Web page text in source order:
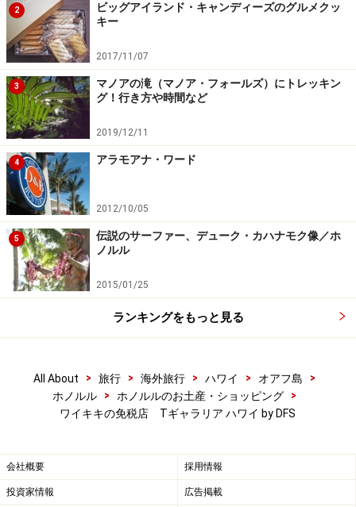
2
ビッグアイランド・キャンディーズのグルメクッ
キー
2017/11/07
3
マノアの滝（マノア・フォールズ）にトレッキン
グ！行き方や時間など
2019/12/11
4 アラモアナ・ワード
2012/10/05
5
伝説のサーファー、デューク・カハナモク像／ホ
ノルル
2015/01/25
ランキングをもっと見る
All About > 旅行 > 海外旅行 > ハワイ > オアフ島
>
ホノルル
> ホノルルのお土産・ショッピング
>
ワイキキの免税店 Tギャラリア ハワイ by DFS
会社概要 採用情報
投資家情報 広告掲載